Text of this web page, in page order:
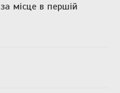
місце в першій